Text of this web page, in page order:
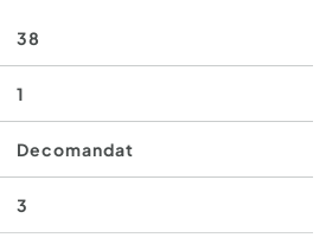
pentru cineva care își
și primitor, gata de
un cuplu sau o persoană
acces facil către toate
din oraș.
va asteptam la vizionare.
P168049
38
1
Decomandat
3